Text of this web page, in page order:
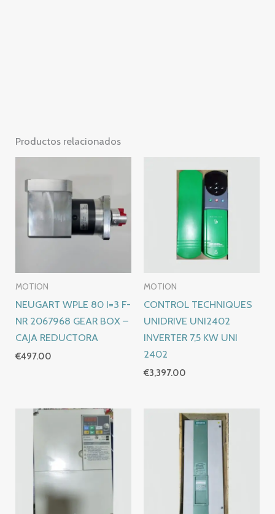
Productos relacionados
MOTION
NEUGART WPLE 80 I=3 F-
NR 2067968 GEAR BOX –
CAJA REDUCTORA
€497.00
MOTION
CONTROL TECHNIQUES
UNIDRIVE UNI2402
INVERTER 7,5 KW UNI
2402
€3,397.00